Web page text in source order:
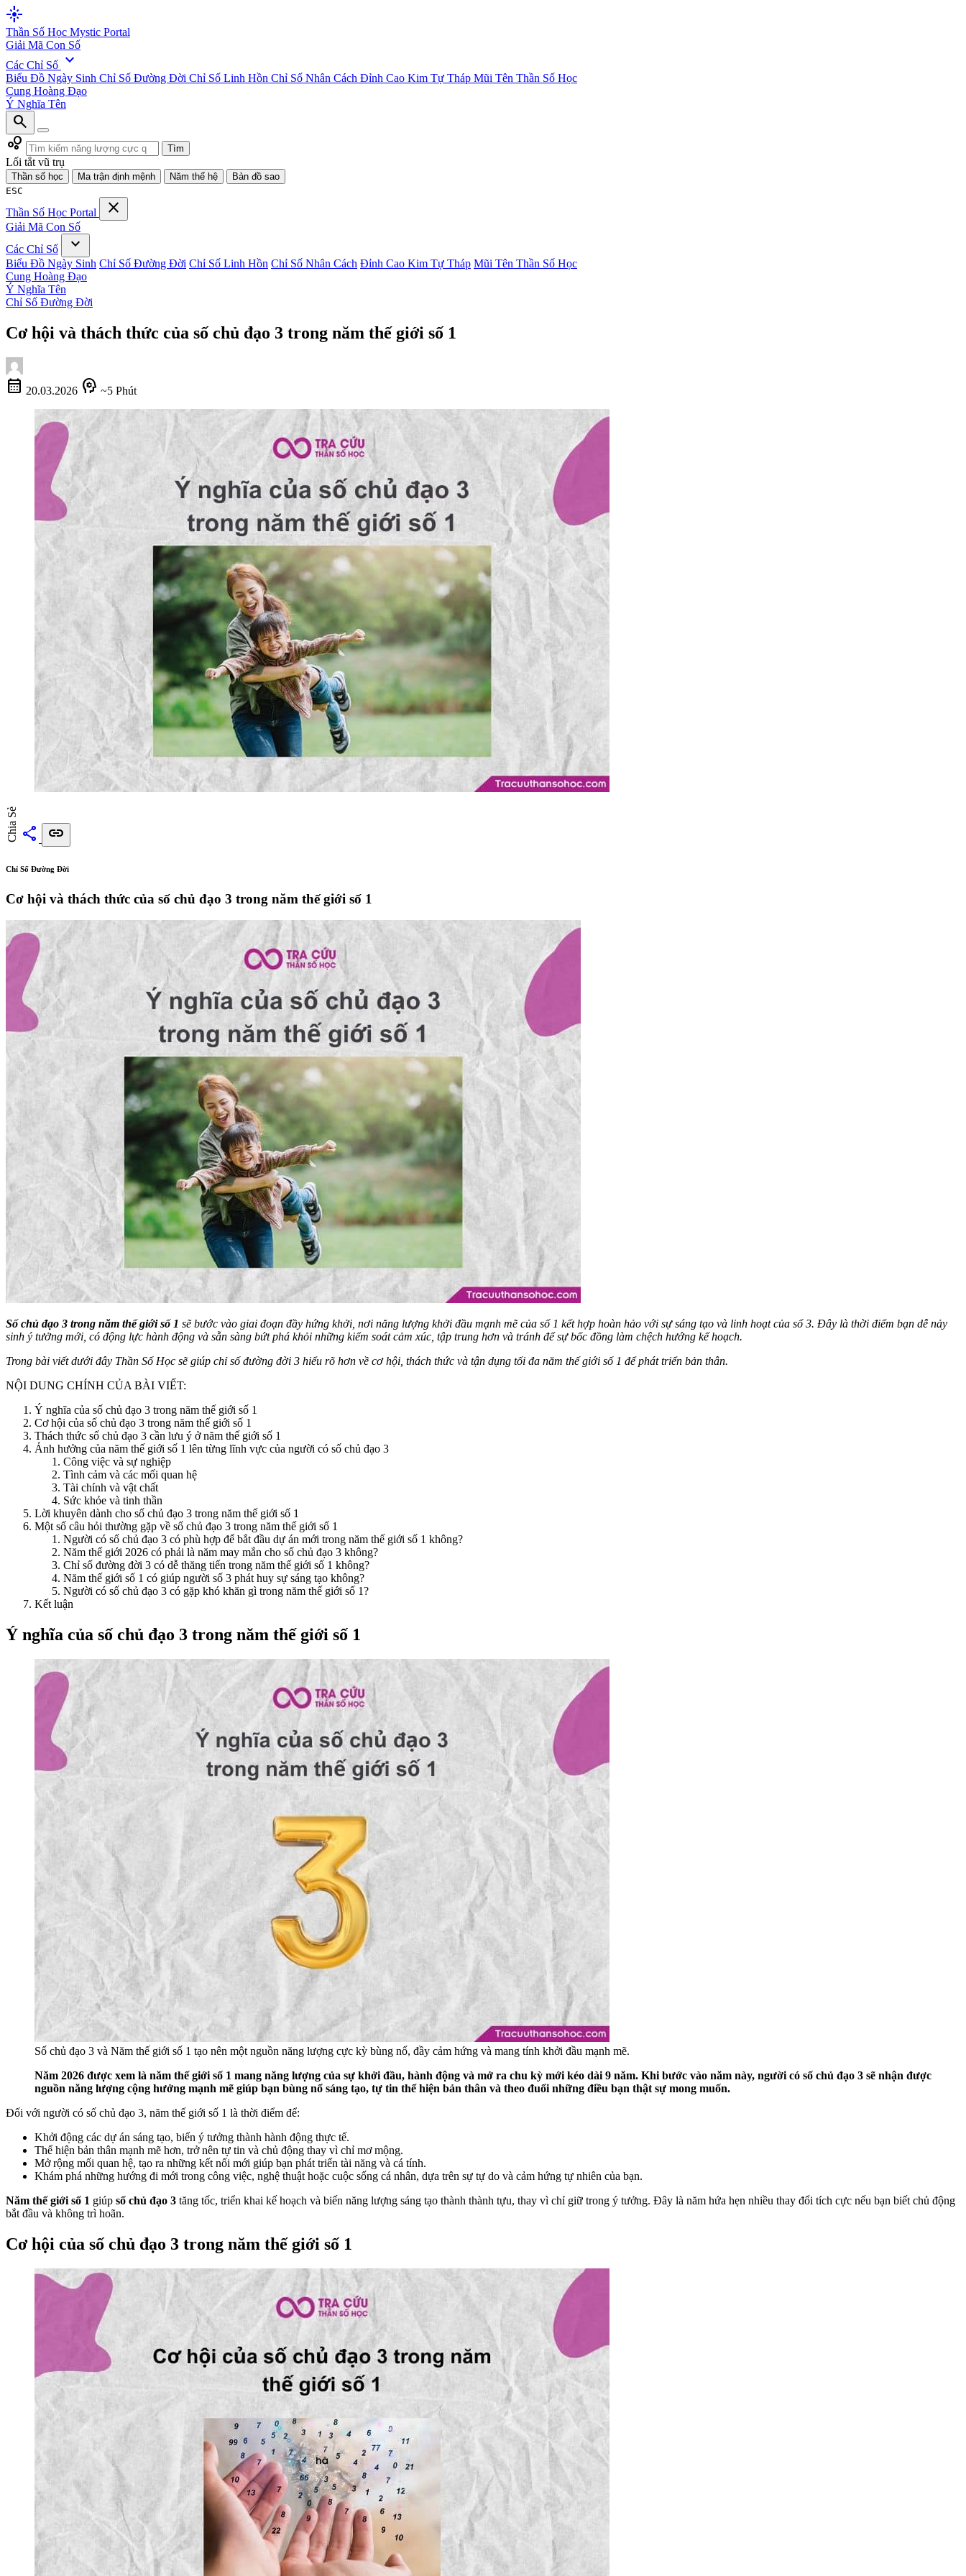
flare
Thần Số Học Mystic Portal
Giải Mã Con Số
Các Chỉ Số expand_more
Biểu Đồ Ngày Sinh Chỉ Số Đường Đời Chỉ Số Linh Hồn Chỉ Số Nhân Cách Đỉnh Cao Kim Tự Tháp Mũi Tên Thần Số Học
Cung Hoàng Đạo
Ý Nghĩa Tên
search
bubble_chart
Tìm
Lối tắt vũ trụ
Thần số học Ma trận định mệnh Năm thế hệ
Bản đồ sao
ESC
Thần Số Học Portal close
Giải Mã Con Số
Các Chỉ Số
expand_more
Biểu Đồ Ngày Sinh Chỉ Số Đường Đời Chỉ Số Linh Hồn Chỉ Số Nhân Cách Đỉnh Cao Kim Tự Tháp Mũi Tên Thần Số Học
Cung Hoàng Đạo
Ý Nghĩa Tên
Chỉ Số Đường Đời
Cơ hội và thách thức của số chủ đạo 3 trong năm thế giới số 1
calendar_month 20.03.2026 psychology ~5 Phút
Chia Sẻ share link
Chỉ Số Đường Đời
Cơ hội và thách thức của số chủ đạo 3 trong năm thế giới số 1
Số chủ đạo 3 trong năm thế giới số 1 sẽ bước vào giai đoạn đầy hứng khởi, nơi năng lượng khởi đầu mạnh mẽ của số 1 kết hợp hoàn hảo với sự sáng tạo và linh hoạt của số 3. Đây là thời điểm bạn dễ nảy
sinh ý tưởng mới, có động lực hành động và sẵn sàng bứt phá khỏi những kiểm soát cảm xúc, tập trung hơn và tránh để sự bốc đồng làm chệch hướng kế hoạch.
Trong bài viết dưới đây Thần Số Học sẽ giúp chỉ số đường đời 3 hiểu rõ hơn về cơ hội, thách thức và tận dụng tối đa năm thế giới số 1 để phát triển bản thân.
NỘI DUNG CHÍNH CỦA BÀI VIẾT:
Ý nghĩa của số chủ đạo 3 trong năm thế giới số 1
Cơ hội của số chủ đạo 3 trong năm thế giới số 1
Thách thức số chủ đạo 3 cần lưu ý ở năm thế giới số 1
Ảnh hưởng của năm thế giới số 1 lên từng lĩnh vực của người có số chủ đạo 3
Công việc và sự nghiệp
Tình cảm và các mối quan hệ
Tài chính và vật chất
Sức khỏe và tinh thần
Lời khuyên dành cho số chủ đạo 3 trong năm thế giới số 1
Một số câu hỏi thường gặp về số chủ đạo 3 trong năm thế giới số 1
Người có số chủ đạo 3 có phù hợp để bắt đầu dự án mới trong năm thế giới số 1 không?
Năm thế giới 2026 có phải là năm may mắn cho số chủ đạo 3 không?
Chỉ số đường đời 3 có dễ thăng tiến trong năm thế giới số 1 không?
Năm thế giới số 1 có giúp người số 3 phát huy sự sáng tạo không?
Người có số chủ đạo 3 có gặp khó khăn gì trong năm thế giới số 1?
Kết luận
Ý nghĩa của số chủ đạo 3 trong năm thế giới số 1
Số chủ đạo 3 và Năm thế giới số 1 tạo nên một nguồn năng lượng cực kỳ bùng nổ, đầy cảm hứng và mang tính khởi đầu mạnh mẽ.
Năm 2026 được xem là năm thế giới số 1 mang năng lượng của sự khởi đầu, hành động và mở ra chu kỳ mới kéo dài 9 năm. Khi bước vào năm này, người có số chủ đạo 3 sẽ nhận được
nguồn năng lượng cộng hưởng mạnh mẽ giúp bạn bùng nổ sáng tạo, tự tin thể hiện bản thân và theo đuổi những điều bạn thật sự mong muốn.
Đối với người có số chủ đạo 3, năm thế giới số 1 là thời điểm để:
Khởi động các dự án sáng tạo, biến ý tưởng thành hành động thực tế.
Thể hiện bản thân mạnh mẽ hơn, trở nên tự tin và chủ động thay vì chỉ mơ mộng.
Mở rộng mối quan hệ, tạo ra những kết nối mới giúp bạn phát triển tài năng và cá tính.
Khám phá những hướng đi mới trong công việc, nghệ thuật hoặc cuộc sống cá nhân, dựa trên sự tự do và cảm hứng tự nhiên của bạn.
Năm thế giới số 1 giúp số chủ đạo 3 tăng tốc, triển khai kế hoạch và biến năng lượng sáng tạo thành thành tựu, thay vì chỉ giữ trong ý tưởng. Đây là năm hứa hẹn nhiều thay đổi tích cực nếu bạn biết chủ động
bắt đầu và không trì hoãn.
Cơ hội của số chủ đạo 3 trong năm thế giới số 1